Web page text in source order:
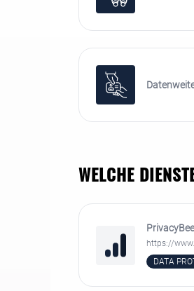
WELCHE
PrivacyBee
https://
DATA